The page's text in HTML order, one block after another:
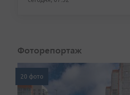
Фоторепортаж
20 фото